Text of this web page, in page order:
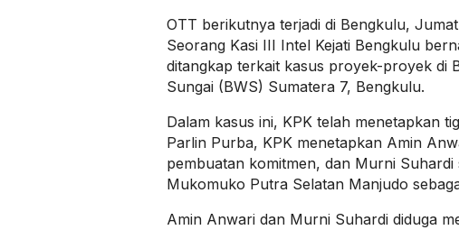
OTT berikutnya terjadi di Bengkulu,
Seorang Kasi III Intel Kejati Bengkulu
ditangkap terkait kasus proyek-proyek di
Sungai (BWS) Sumatera 7, Bengkulu.
Dalam kasus ini, KPK telah menetapkan
Parlin Purba, KPK menetapkan Amin
pembuatan komitmen, dan Murni
Mukomuko Putra Selatan Manjudo
Amin Anwari dan Murni Suhardi diduga